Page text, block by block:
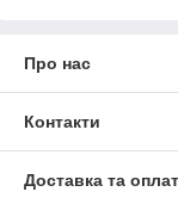
Про нас
Контакти
Доставка та